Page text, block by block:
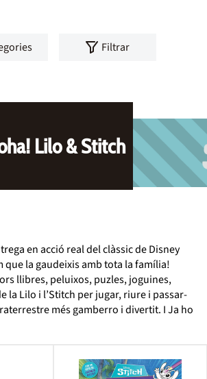
Filtrar
Lilo & Stitch
en acció real del clàssic de Disney
que la gaudeixis amb tota la família!
llibres, peluixos, puzles, joguines,
la Lilo i l’Stitch per jugar, riure i passar-
més gamberro i divertit. I Ja ho